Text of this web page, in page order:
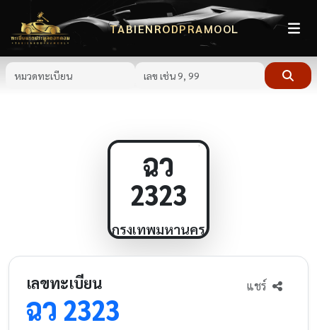
TABIENRODPRAMOOL
ฉว
2323
กรุงเทพมหานคร
เลขทะเบียน
ฉว 2323
แชร์